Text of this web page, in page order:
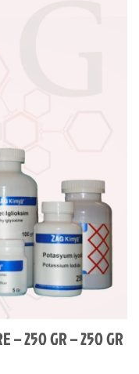
– 250 GR – 250 GR